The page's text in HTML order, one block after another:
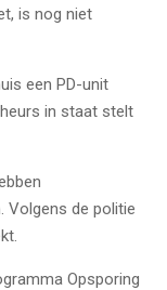
is nog niet
een PD-unit
in staat stelt
Volgens de politie
Opsporing